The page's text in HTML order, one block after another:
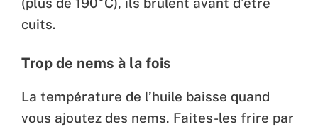
cuits.
Trop de nems à la fois
La température de l’huile baisse quand
vous ajoutez des nems. Faites-les frire par